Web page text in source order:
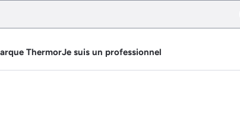
ThermorJe suis un professionnel